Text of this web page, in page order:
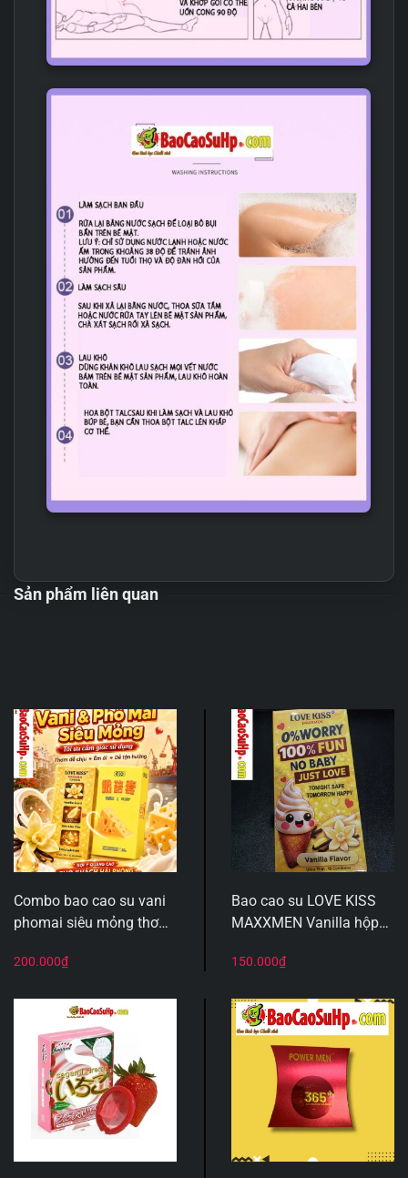
Sản phẩm liên quan
Combo bao cao su vani
phomai siêu mỏng thơm
cảm giác sử dụng
200.000₫
Bao cao su LOVE KISS
MAXXMEN Vanilla hộp
0.02mm, hương thơm
150.000₫